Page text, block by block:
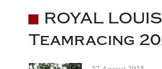
ROYAL
Teamracing